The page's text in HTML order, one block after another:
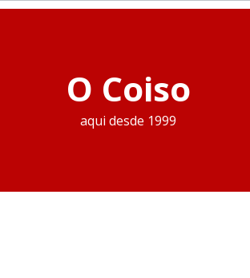
O Coiso
aqui desde 1999